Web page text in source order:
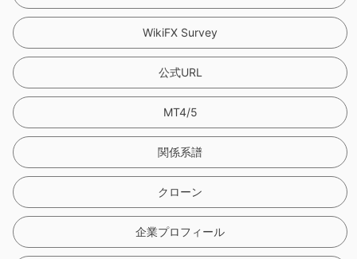
WikiFX Survey
公式URL
MT4/5
関係系譜
クローン
企業プロフィール